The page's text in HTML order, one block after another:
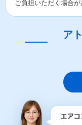
ご負担いただく場合が
ア